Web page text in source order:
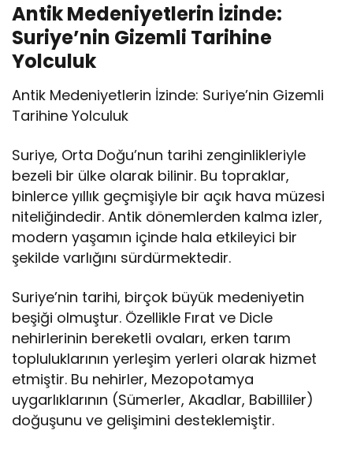
Antik Medeniyetlerin İzinde:
Suriye’nin Gizemli Tarihine
Yolculuk
Antik Medeniyetlerin İzinde: Suriye’nin Gizemli
Tarihine Yolculuk
Suriye, Orta Doğu’nun tarihi zenginlikleriyle
bezeli bir ülke olarak bilinir. Bu topraklar,
binlerce yıllık geçmişiyle bir açık hava müzesi
niteliğindedir. Antik dönemlerden kalma izler,
modern yaşamın içinde hala etkileyici bir
şekilde varlığını sürdürmektedir.
Suriye’nin tarihi, birçok büyük medeniyetin
beşiği olmuştur. Özellikle Fırat ve Dicle
nehirlerinin bereketli ovaları, erken tarım
topluluklarının yerleşim yerleri olarak hizmet
etmiştir. Bu nehirler, Mezopotamya
uygarlıklarının (Sümerler, Akadlar, Babilliler)
doğuşunu ve gelişimini desteklemiştir.